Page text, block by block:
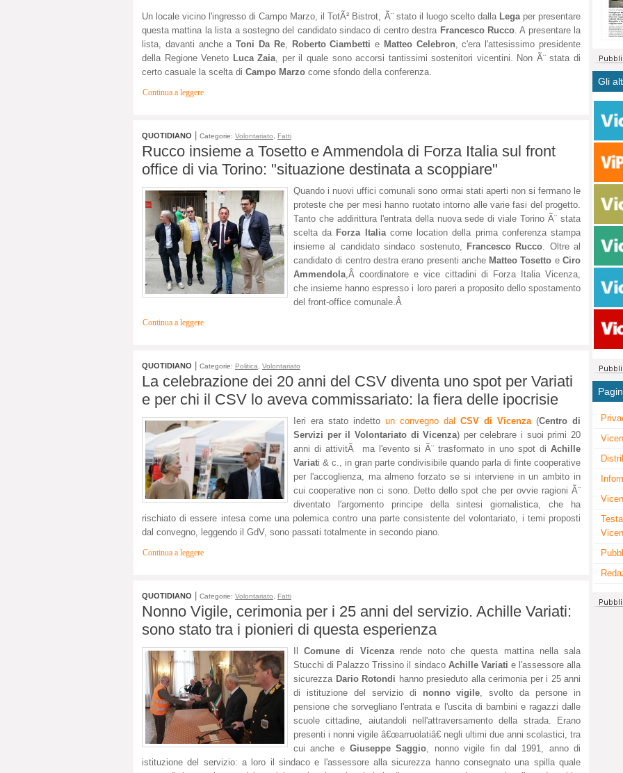
Un locale vicino l'ingresso di Campo Marzo, il TotÃ² Bistrot, Ã¨ stato il luogo scelto dalla Legaper presentare
questa mattina la lista a sostegno del candidato sindaco di centro destra Francesco Rucco. A presentare la
lista, davanti anche aToni Da Re, Roberto Ciambetti e Matteo Celebron, c'era l'attesissimo presidente
della Regione Veneto Luca Zaia, per il quale sono accorsi tantissimi sostenitori vicentini. Non Ã¨ stata di
certo casuale la scelta di Campo Marzo come sfondo della conferenza.
Continua a leggere
QUOTIDIANO Categorie: Volontariato, Fatti
Rucco insieme a Tosetto e Ammendola di Forza Italia sul front
office di via Torino: "situazione destinata a scoppiare"
Quando i nuovi uffici comunali sono ormai stati aperti non si fermano le
proteste che per mesi hanno ruotato intorno alle varie fasi del progetto.
Tanto che addirittura l'entrata della nuova sede di viale Torino Ã¨ stata
scelta da Forza Italiacome location della prima conferenza stampa
insieme al candidato sindaco sostenuto, Francesco Rucco. Oltre al
candidato di centro destra erano presenti anche Matteo Tosetto eCiro
Ammendola,Â coordinatore e vice cittadini di Forza Italia Vicenza,
che insieme hanno espresso i loro pareri a proposito dello spostamento
del front-office comunale.Â
Continua a leggere
QUOTIDIANO Categorie: Politica, Volontariato
La celebrazione dei 20 anni del CSV diventa uno spot per Variati
e per chi il CSV lo aveva commissariato: la fiera delle ipocrisie
Ieri era stato indetto un convegno dal CSV di Vicenza(Centro di
Servizi per il Volontariato di Vicenza) per celebrare i suoi primi 20
anni di attivitÃ ma l'evento si Ã¨ trasformato in uno spot di Achille
Variati & c., in gran parte condivisibile quando parla di finte cooperative
per l'accoglienza, ma almeno forzato se si interviene in un ambito in
cui cooperative non ci sono. Detto dello spot che per ovvie ragioni Ã¨
diventato l'argomento principe della sintesi giornalistica, che ha
rischiato di essere intesa come una polemica contro una parte consistente del volontariato, i temi proposti
dal convegno, leggendo il GdV, sono passati totalmente in secondo piano.
Continua a leggere
QUOTIDIANO Categorie: Volontariato, Fatti
Nonno Vigile, cerimonia per i 25 anni del servizio. Achille Variati:
sono stato tra i pionieri di questa esperienza
IlComune di Vicenzarende noto che questa mattina nella sala
Stucchi di Palazzo Trissino il sindaco Achille Variati e l'assessore alla
sicurezza Dario Rotondi hanno presieduto alla cerimonia per i 25 anni
di istituzione del servizio di nonno vigile, svolto da persone in
pensione che sorvegliano l'entrata e l'uscita di bambini e ragazzi dalle
scuole cittadine, aiutandoli nell'attraversamento della strada. Erano
presenti i nonni vigile â€œarruolatiâ€ negli ultimi due anni scolastici, tra
cui anche eGiuseppe Saggio, nonno vigile fin dal 1991, anno di
istituzione del servizio: a loro il sindaco e l'assessore alla sicurezza hanno consegnato una spilla quale
la
ma
pace
fatto
dei
alta
Gli